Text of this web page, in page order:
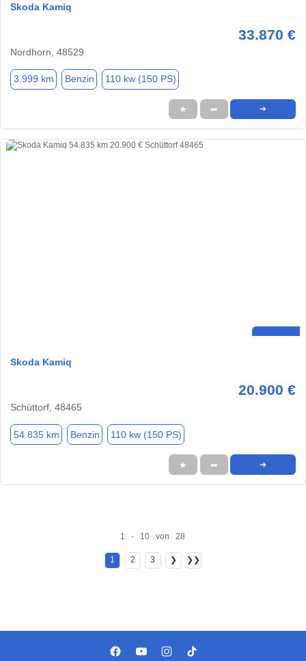
Skoda Kamiq
33.870 €
Nordhorn, 48529
3.999 km Benzin 110 kw (150 PS)
★ ➦ ➜
Skoda Kamiq
20.900 €
Schüttorf, 48465
54.835 km Benzin 110 kw (150 PS)
★ ➦ ➜
1 - 10 von 28
1 2 3 ❯ ❯❯